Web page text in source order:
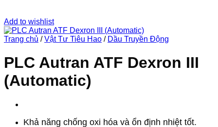
Add to wishlist
Trang chủ / Vật Tư Tiêu Hao / Dầu Truyền Động
PLC Autran ATF Dexron III
(Automatic)
Khả năng chống oxi hóa và ổn định nhiệt tốt.